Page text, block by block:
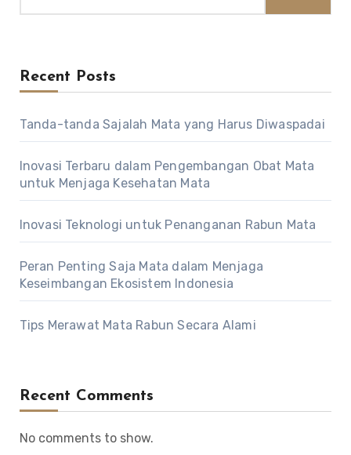
Recent Posts
Tanda-tanda Sajalah Mata yang Harus Diwaspadai
Inovasi Terbaru dalam Pengembangan Obat Mata
untuk Menjaga Kesehatan Mata
Inovasi Teknologi untuk Penanganan Rabun Mata
Peran Penting Saja Mata dalam Menjaga
Keseimbangan Ekosistem Indonesia
Tips Merawat Mata Rabun Secara Alami
Recent Comments
No comments to show.